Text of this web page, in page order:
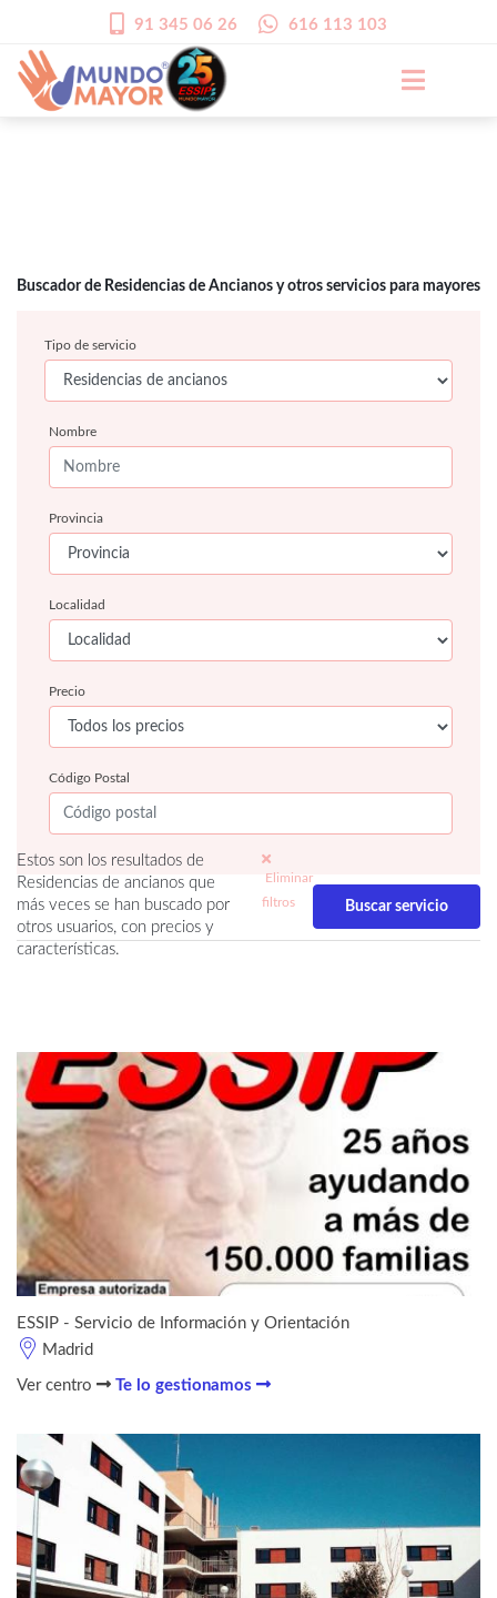
91 345 06 26 616 113 103
Buscador de Residencias de Ancianos y otros servicios para mayores
Tipo de servicio
Nombre
Provincia
Localidad
Precio
Código Postal
Estos son los resultados de
Residencias de ancianos que
más veces se han buscado por
otros usuarios, con precios y
características.
Eliminar
filtros
ESSIP - Servicio de Información y Orientación
Madrid
Ver centro Te lo gestionamos